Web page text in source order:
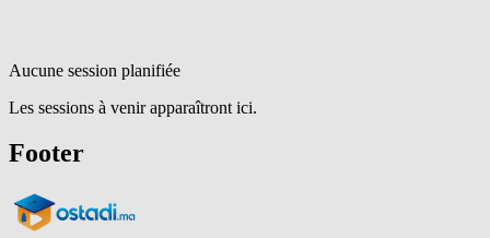
Aucune session planifiée
Les sessions à venir apparaîtront ici.
Footer